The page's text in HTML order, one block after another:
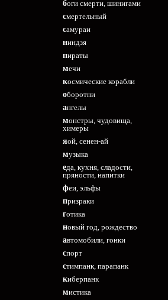
боги смерти, шинигами
смертельный
самураи
ниндзя
пираты
мечи
космические корабли
оборотни
ангелы
монстры, чудовища,
химеры
яой, сенен-ай
музыка
еда, кухня, сладости,
пряности, напитки
феи, эльфы
призраки
готика
новый год, рождество
автомобили, гонки
спорт
стимпанк, парапанк
киберпанк
мистика